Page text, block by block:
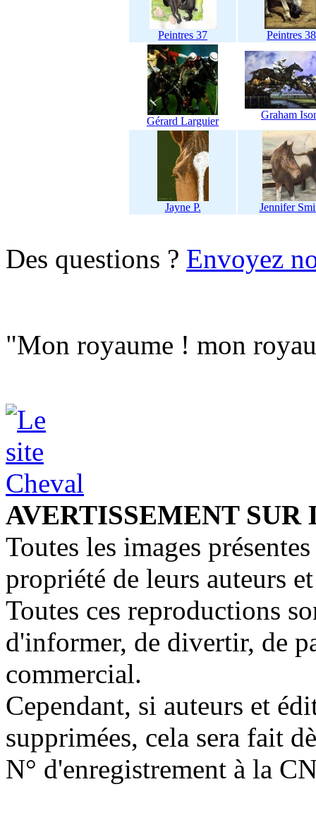
Peintres 37 Peintres 38
Gérard Larguier
Graham
Jayne P. Jennifer
Des questions ? Envoyez
"Mon royaume ! mon
AVERTISSEMENT
Toutes les images
propriété de leurs auteurs
Toutes ces reproductions
d'informer, de divertir, de
commercial.
Cependant, si auteurs et
supprimées, cela sera fait
N° d'enregistrement à la